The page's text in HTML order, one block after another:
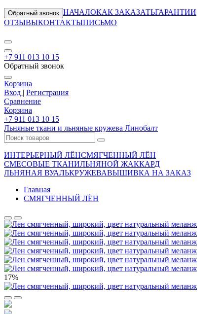
Обратный звонок НАЧАЛОКАК ЗАКАЗАТЬГАРАНТИИ
ОТЗЫВЫКОНТАКТЫПИСЬМО
+7 911 013 10 15
Обратный звонок
Корзина
Вход | Регистрация
Сравнение
Корзина
+7 911 013 10 15
Льняные ткани и льняные кружева Линобалт
ИНТЕРЬЕРНЫЙ ЛЁНСМЯГЧЕННЫЙ ЛЁН
СМЕСОВЫЕ ТКАНИЛЬНЯНОЙ ЖАККАРД
ЛЬНЯНАЯ ВУАЛЬКРУЖЕВАВЫШИВКА НА ЗАКАЗ
Главная
СМЯГЧЕННЫЙ ЛЁН
17%